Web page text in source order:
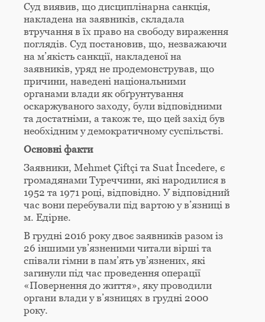
Суд виявив, що дисциплінарна санкція,
накладена на заявників, складала
втручання в їх право на свободу вираження
поглядів. Суд постановив, що, незважаючи
на м’якість санкції, накладеної на
заявників, уряд не продемонстрував, що
причини, наведені національними
органами влади як обґрунтування
оскаржуваного заходу, були відповідними
та достатніми, а також те, що цей захід був
необхідним у демократичному суспільстві.
Основні факти
Заявники, Mehmet Çiftçi та Suat İncedere, є
громадянами Туреччини, які народилися в
1952 та 1971 році, відповідно. У відповідний
час вони перебували під вартою у в’язниці в
м. Едірне.
В грудні 2016 року двоє заявників разом із
26 іншими ув’язненими читали вірші та
співали гімни в пам’ять ув’язнених, які
загинули під час проведення операції
«Повернення до життя», яку проводили
органи влади у в’язницях в грудні 2000
року.